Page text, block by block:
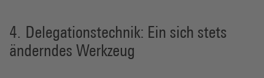
Delegationstechnik: Ein sich stets
änderndes Werkzeug